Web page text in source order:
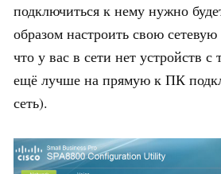
подключиться к нему нужно
образом настроить свою
что у вас в сети нет устройств с
ещё лучше на прямую к ПК
сеть).